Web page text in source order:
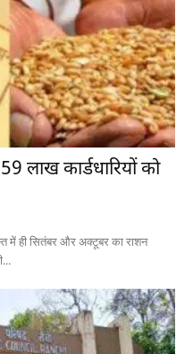
लाख कार्डधारियों को
में ही सितंबर और अक्टूबर का राशन